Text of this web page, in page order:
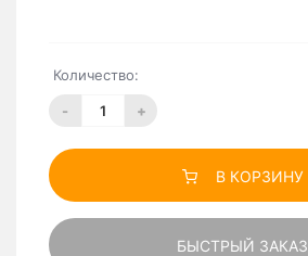
Количество:
- +
В КОРЗИНУ
БЫСТРЫЙ ЗАКАЗ